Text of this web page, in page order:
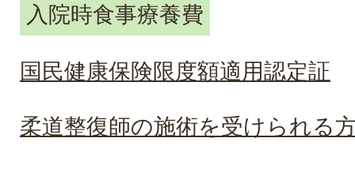
入院時食事療養費
国民健康保険限度額適用認定証
柔道整復師の施術を受けられる